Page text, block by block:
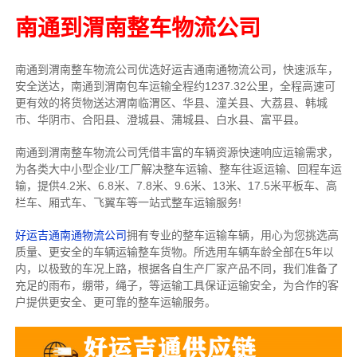
南通到渭南整车物流公司
南通到渭南整车物流公司优选好运吉通南通物流公司，快速派车，
安全送达，南通到渭南包车运输全程约1237.32公里，全程高速可
更有效的将货物送达渭南临渭区、华县、潼关县、大荔县、韩城
市、华阴市、合阳县、澄城县、蒲城县、白水县、富平县。
南通到渭南整车物流公司凭借丰富的车辆资源快速响应运输需求，
为各类大中小型企业/工厂解决整车运输、整车往返运输、回程车运
输， 提供4.2米、6.8米、7.8米、9.6米、13米、17.5米平板车、高
栏车、厢式车、飞翼车等一站式整车运输服务!
好运吉通南通物流公司拥有专业的整车运输车辆，用心为您挑选高
质量、更安全的车辆运输整车货物。所选用车辆车龄全部在5年以
内，以极致的车况上路，根据各自生产厂家产品不同，我们准备了
充足的雨布，绷带，绳子，等运输工具保证运输安全，为合作的客
户提供更安全、更可靠的整车运输服务。